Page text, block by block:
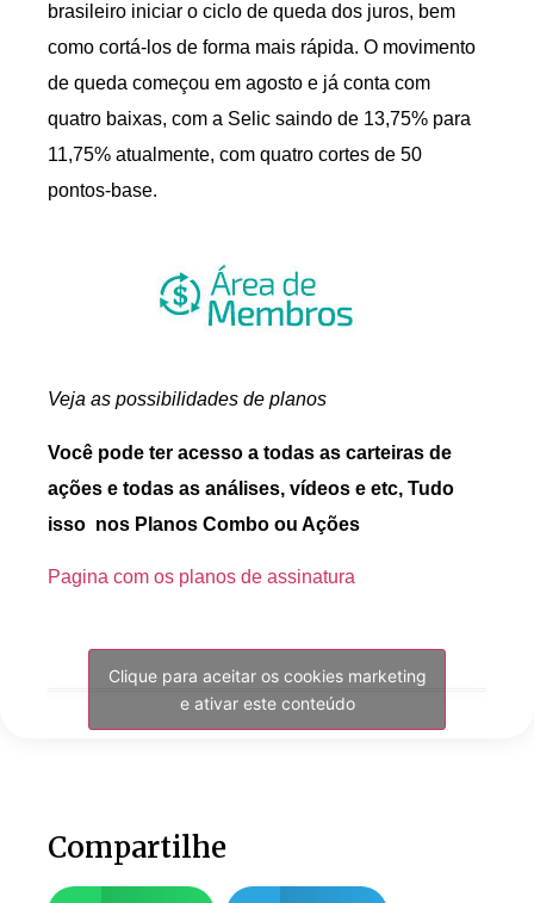
brasileiro iniciar o ciclo de queda dos juros, bem
como cortá-los de forma mais rápida. O movimento
de queda começou em agosto e já conta com
quatro baixas, com a Selic saindo de 13,75% para
11,75% atualmente, com quatro cortes de 50
pontos-base.
Veja as possibilidades de planos
Você pode ter acesso a todas as carteiras de
ações e todas as análises, vídeos e etc, Tudo
isso nos Planos Combo ou Ações
Pagina com os planos de assinatura
Clique para aceitar os cookies marketing
e ativar este conteúdo
Compartilhe